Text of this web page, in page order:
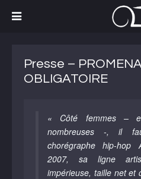
Presse –
OBLIGATOIRE
« Côté femmes –
nombreuses -, il
chorégraphe hip-hop
2007, sa ligne
impérieuse, taille net et